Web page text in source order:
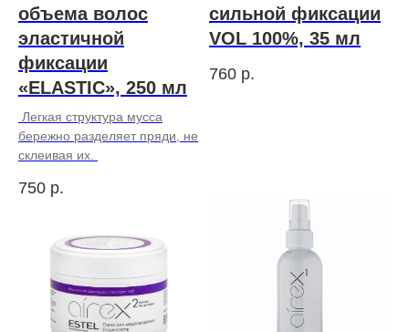
объема волос
эластичной
фиксации
«ELASTIC», 250 мл
Легкая структура мусса
бережно разделяет пряди, не
склеивая их.
750 р.
сильной фиксации
VOL 100%, 35 мл
760 р.